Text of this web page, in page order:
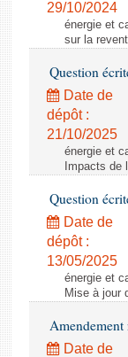
29/10/2024
énergie et
sur la
Question
Date de
dépôt :
21/10/2025
énergie et
Impacts de
Question
Date de
dépôt :
13/05/2025
énergie et
Mise à jour
Date de